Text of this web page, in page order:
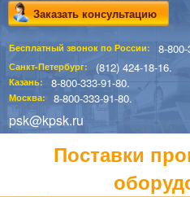
Заказать консультацию
Бесплатный звонок по России: 8-
Санкт-Петербург: (812) 424-18-16.
Казань: 8-800-333-91-80.
Москва: 8-800-333-91-80.
psk@kpsk.ru
Поставки